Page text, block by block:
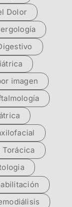
Dolor
imagen
Torácica